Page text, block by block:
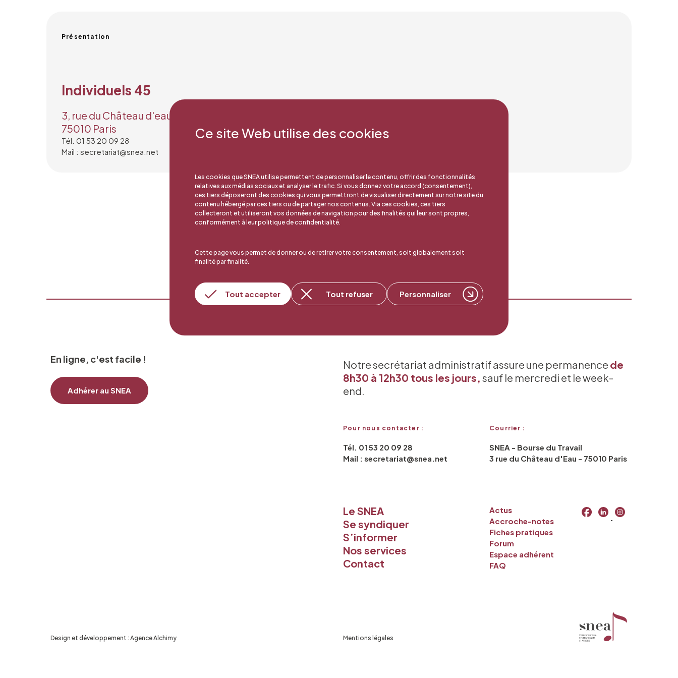
Ce site Web utilise des cookies
Les cookies que SNEA utilise permettent de personnaliser le contenu, offrir des fonctionnalités
relatives aux médias sociaux et analyser le trafic. Si vous donnez votre accord (consentement),
ces tiers déposeront des cookies qui vous permettront de visualiser directement sur notre site du
contenu hébergé par ces tiers ou de partager nos contenus. Via ces cookies, ces tiers
collecteront et utiliseront vos données de navigation pour des finalités qui leur sont propres,
conformément à leur politique de confidentialité.
Cette page vous permet de donner ou de retirer votre consentement, soit globalement soit
finalité par finalité.
Tout accepter Tout refuser Personnaliser
Présentation
Individuels 45
3, rue du Château d'eau
75010 Paris
Tél. 01 53 20 09 28
Mail : secretariat@snea.net
En ligne, c'est facile !
Adhérer au SNEA
Notre secrétariat administratif assure une permanence de
8h30 à 12h30 tous les jours, sauf le mercredi et le week-
end.
Pour nous contacter :
Tél. 01 53 20 09 28
Mail : secretariat@snea.net
Courrier :
SNEA - Bourse du Travail
3 rue du Château d'Eau - 75010 Paris
Le SNEA
Se syndiquer
S’informer
Nos services
Contact
Actus
Accroche-notes
Fiches pratiques
Forum
Espace adhérent
FAQ
Design et développement : Agence Alchimy Mentions légales